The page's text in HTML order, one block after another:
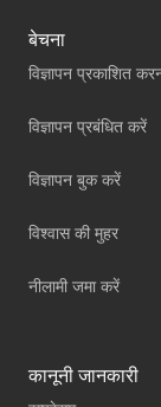
बेचना
विज्ञापन प्रकाशित
विज्ञापन प्रबंधित करें
विज्ञापन बुक करें
विश्वास की मुहर
नीलामी जमा करें
कानूनी जानकारी